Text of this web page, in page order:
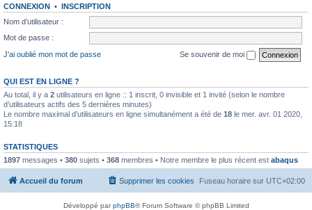
CONNEXION • INSCRIPTION
Nom d’utilisateur :
Mot de passe :
J’ai oublié mon mot de passe
Se souvenir de moi
QUI EST EN LIGNE ?
Au total, il y a 2 utilisateurs en ligne :: 1 inscrit, 0 invisible et 1 invité (selon le nombre
d’utilisateurs actifs des 5 dernières minutes)
Le nombre maximal d’utilisateurs en ligne simultanément a été de 18 le mer. avr. 01 2020,
15:18
STATISTIQUES
1897 messages • 380 sujets • 368 membres • Notre membre le plus récent est abaqus
Accueil du forum Fuseau horaire sur UTC+02:00
Supprimer les cookies
Développé parphpBB® Forum Software © phpBB Limited